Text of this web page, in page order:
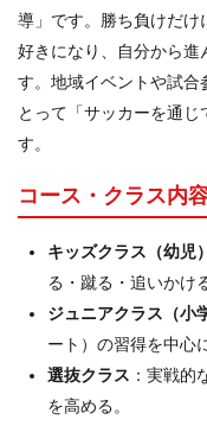
導」です。勝ち負けだけ
好きになり、自分から進
す。地域イベントや試合
とって「サッカーを通
す。
コース・クラス内
キッズクラス（幼児）
る・蹴る・追いかけ
ジュニアクラス（小
ート）の習得を中心
選抜クラス ：実戦的
を高める。